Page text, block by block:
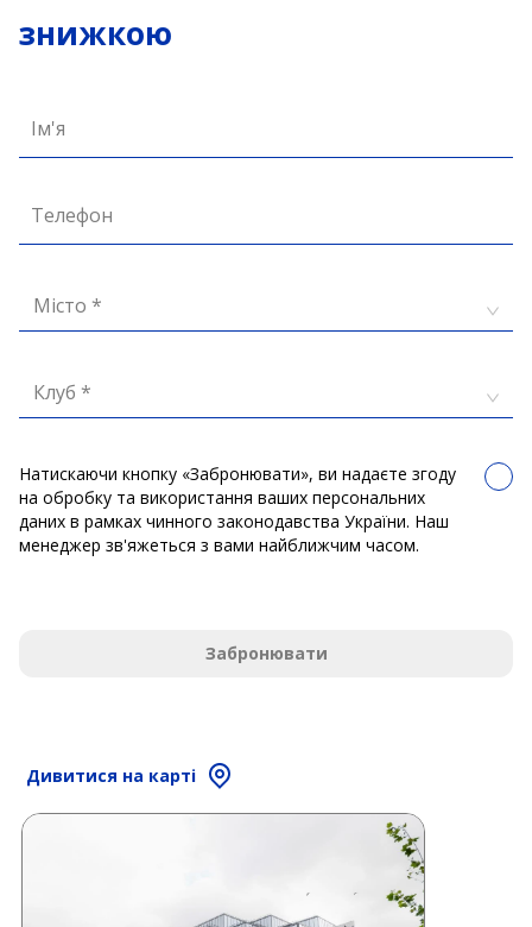
знижкою
Ім'я
Телефон
Місто *
Клуб *
Натискаючи кнопку «Забронювати», ви надаєте згоду
на обробку та використання ваших персональних
даних в рамках чинного законодавства України. Наш
менеджер зв'яжеться з вами найближчим часом.
Забронювати
Дивитися на карті